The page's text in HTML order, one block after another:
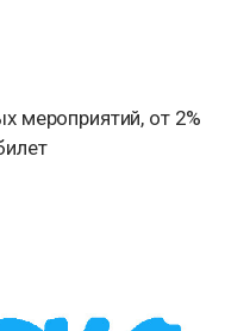
мероприятий, от 2%